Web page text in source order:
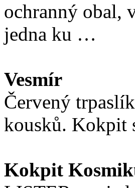
ochranný obal,
jedna ku …
Vesmír
Červený
kousků. Kokpit
Kokpit